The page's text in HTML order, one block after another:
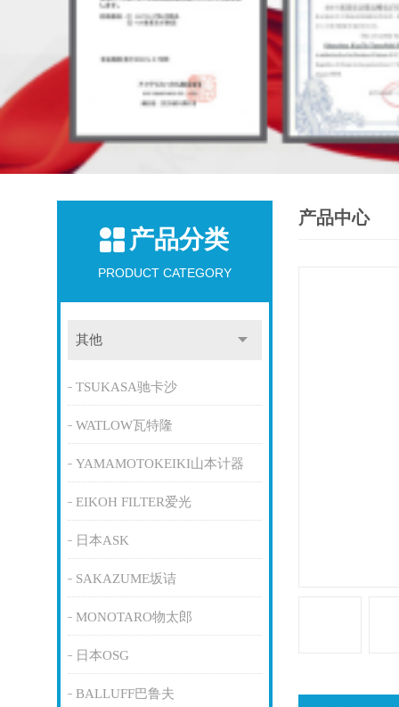
产品分类
PRODUCT CATEGORY
其他
TSUKASA驰卡沙
WATLOW瓦特隆
YAMAMOTOKEIKI山本计器
EIKOH FILTER爱光
日本ASK
SAKAZUME坂诘
MONOTARO物太郎
日本OSG
BALLUFF巴鲁夫
产品中心